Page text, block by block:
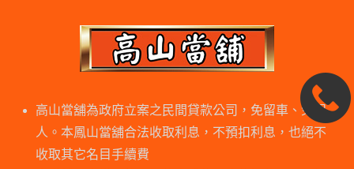
高山當舖為政府立案之民間貸款公司，免留車、免保
人。本鳳山當舖合法收取利息，不預扣利息，也絕不
收取其它名目手續費